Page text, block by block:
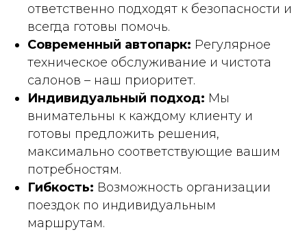
ответственно подходят к безопасности и
всегда готовы помочь.
Современный автопарк: Регулярное
техническое обслуживание и чистота
салонов – наш приоритет.
Индивидуальный подход: Мы
внимательны к каждому клиенту и
готовы предложить решения,
максимально соответствующие вашим
потребностям.
Гибкость: Возможность организации
поездок по индивидуальным
маршрутам.